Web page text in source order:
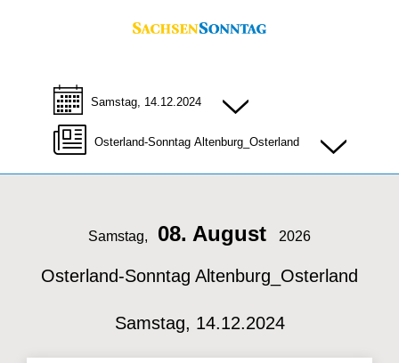
Samstag, 14.12.2024
Osterland-Sonntag Altenburg_Osterland
Samstag, 08. August 2026
Osterland-Sonntag Altenburg_Osterland
Samstag, 14.12.2024